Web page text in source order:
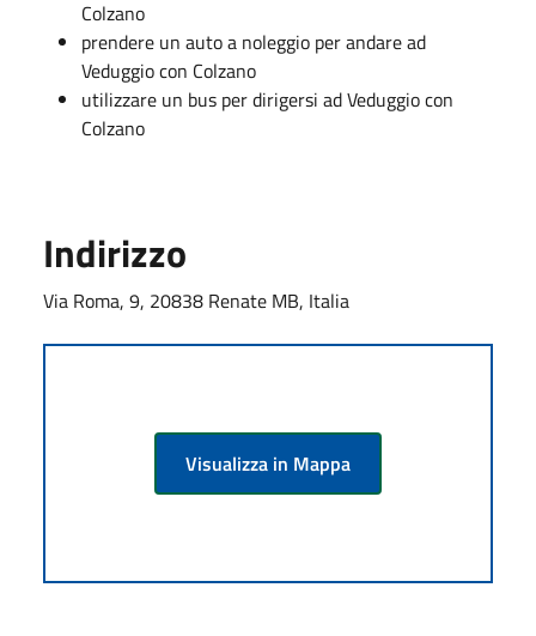
Colzano
prendere un auto a noleggio per andare ad
Veduggio con Colzano
utilizzare un bus per dirigersi ad Veduggio con
Colzano
Indirizzo
Via Roma, 9, 20838 Renate MB, Italia
Visualizza in Mappa